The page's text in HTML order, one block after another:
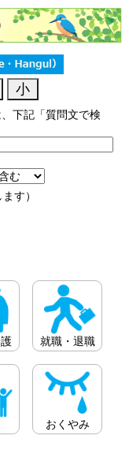
下記「質問文で検
す）
就職・退職
おくやみ